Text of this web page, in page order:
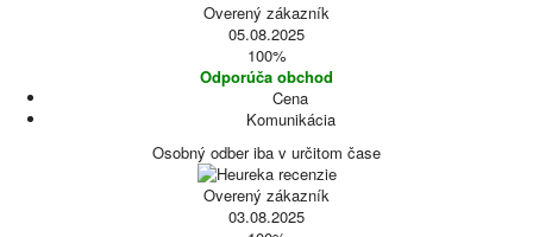
Overený zákazník
05.08.2025
100%
Odporúča obchod
Cena
Komunikácia
Osobný odber iba v určitom čase
Overený zákazník
03.08.2025